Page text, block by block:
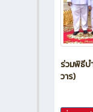
ร่วมพิธีบ